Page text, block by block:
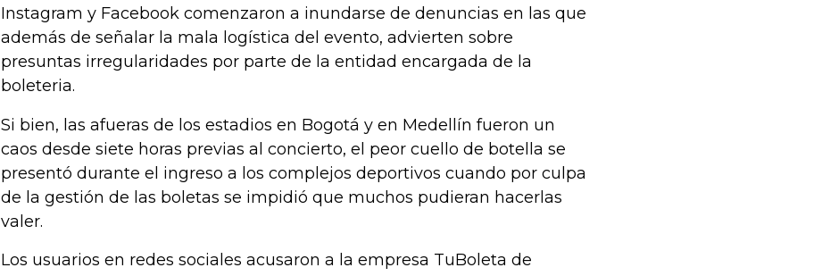
Instagram y Facebook comenzaron a inundarse de denuncias en las que
además de señalar la mala logística del evento, advierten sobre
presuntas irregularidades por parte de la entidad encargada de la
boleteria.
Si bien, las afueras de los estadios en Bogotá y en Medellín fueron un
caos desde siete horas previas al concierto, el peor cuello de botella se
presentó durante el ingreso a los complejos deportivos cuando por culpa
de la gestión de las boletas se impidió que muchos pudieran hacerlas
valer.
Los usuarios en redes sociales acusaron a la empresa TuBoleta de